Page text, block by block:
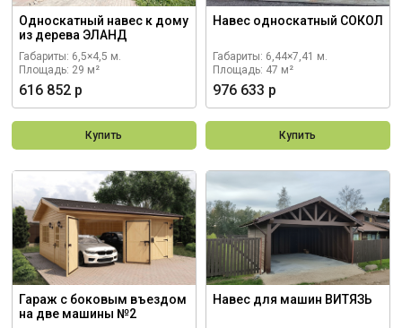
Односкатный навес к дому
из дерева ЭЛАНД
Габариты: 6,5×4,5 м.
Площадь: 29 м²
616 852 р
Купить
Навес односкатный СОКОЛ
Габариты: 6,44×7,41 м.
Площадь: 47 м²
976 633 р
Купить
Гараж с боковым въездом
на две машины №2
Навес для машин ВИТЯЗЬ